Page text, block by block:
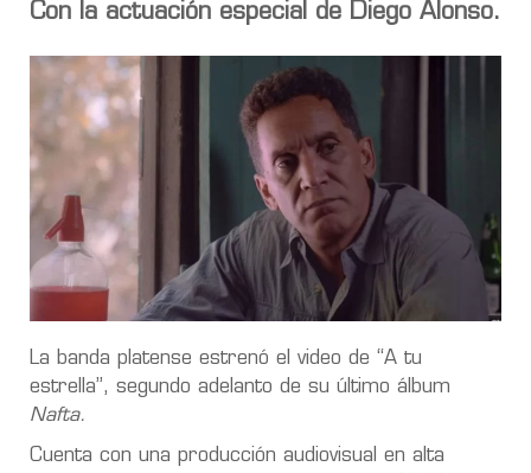
Con la actuación especial de Diego Alonso.
La banda platense estrenó el video de “A tu
estrella”, segundo adelanto de su último álbum
Nafta.
Cuenta con una producción audiovisual en alta